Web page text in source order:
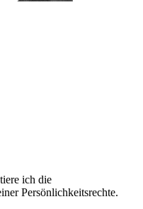
ich die
Persönlichkeitsrechte.